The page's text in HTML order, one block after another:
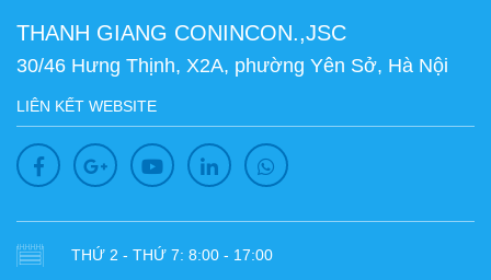
THANH GIANG CONINCON.,JSC
30/46 Hưng Thịnh, X2A, phường Yên Sở, Hà Nội
LIÊN KẾT WEBSITE
THỨ 2 - THỨ 7: 8:00 - 17:00